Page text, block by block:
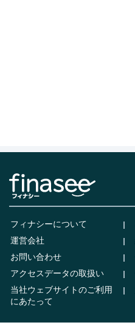
フィナシーについて
運営会社
お問い合わせ
アクセスデータの取扱い
当社ウェブサイトのご利用
にあたって